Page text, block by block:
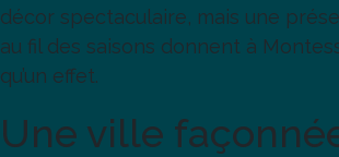
décor spectaculaire, mais une
au fil des saisons donnent à
qu’un effet.
Une ville